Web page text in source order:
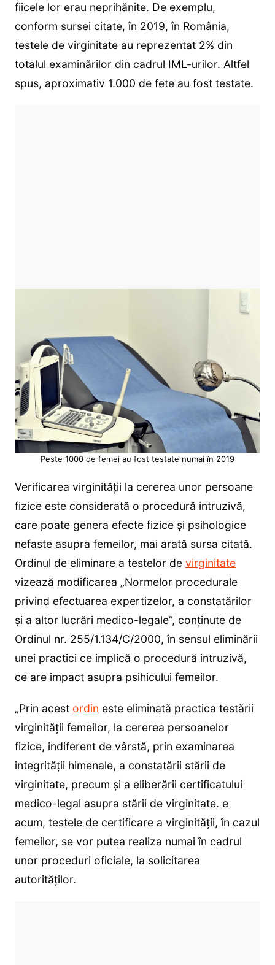
fiicele lor erau neprihănite. De exemplu,
conform sursei citate, în 2019, în România,
testele de virginitate au reprezentat 2% din
totalul examinărilor din cadrul IML-urilor. Altfel
spus, aproximativ 1.000 de fete au fost testate.
Peste 1000 de femei au fost testate numai în 2019
Verificarea virginității la cererea unor persoane
fizice este considerată o procedură intruzivă,
care poate genera efecte fizice şi psihologice
nefaste asupra femeilor, mai arată sursa citată.
Ordinul de eliminare a testelor de virginitate
vizează modificarea „Normelor procedurale
privind efectuarea expertizelor, a constatărilor
şi a altor lucrări medico-legale”, conţinute de
Ordinul nr. 255/1.134/C/2000, în sensul eliminării
unei practici ce implică o procedură intruzivă,
ce are impact asupra psihicului femeilor.
„Prin acest ordin este eliminată practica testării
virginităţii femeilor, la cererea persoanelor
fizice, indiferent de vârstă, prin examinarea
integrităţii himenale, a constatării stării de
virginitate, precum şi a eliberării certificatului
medico-legal asupra stării de virginitate. e
acum, testele de certificare a virginităţii, în cazul
femeilor, se vor putea realiza numai în cadrul
unor proceduri oficiale, la solicitarea
autorităţilor.